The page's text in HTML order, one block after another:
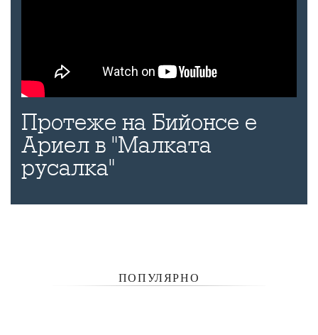
Протеже на Бийонсе е
Ариел в "Малката
русалка"
ПОПУЛЯРНО